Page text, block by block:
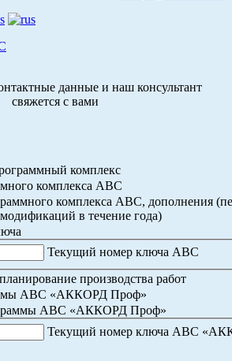
данные и наш консультант
свяжется с вами
комплекс
комплекса АВС
комплекса АВС, дополнения
в течение года)
Текущий номер ключа АВС
производства работ
АВС «АККОРД Проф»
АВС «АККОРД Проф»
Текущий номер ключа АВС